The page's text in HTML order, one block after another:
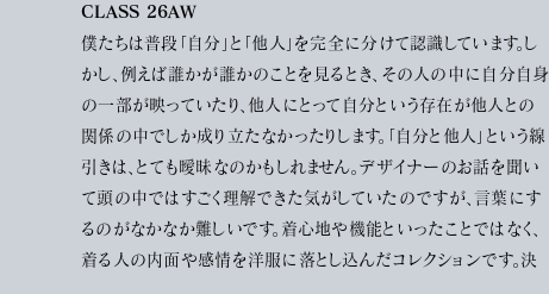
CLASS 26AW
僕たちは普段「自分」と「他人」を完全に分けて認識しています。し
かし、例えば誰かが誰かのことを見るとき、その人の中に自分自身
の一部が映っていたり、他人にとって自分という存在が他人との
関係の中でしか成り立たなかったりします。「自分と他人」という線
引きは、とても曖昧なのかもしれません。デザイナーのお話を聞い
て頭の中ではすごく理解できた気がしていたのですが、言葉にす
るのがなかなか難しいです。着心地や機能といったことではなく、
着る人の内面や感情を洋服に落とし込んだコレクションです。決